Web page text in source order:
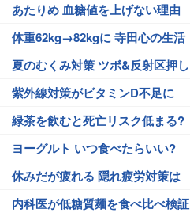
あたりめ 血糖値を上げない理由
体重62kg→82kgに 寺田心の生活
夏のむくみ対策 ツボ&反射区押し
紫外線対策がビタミンD不足に
緑茶を飲むと死亡リスク低まる?
ヨーグルト いつ食べたらいい?
休みだが疲れる 隠れ疲労対策は
内科医が低糖質麺を食べ比べ検証